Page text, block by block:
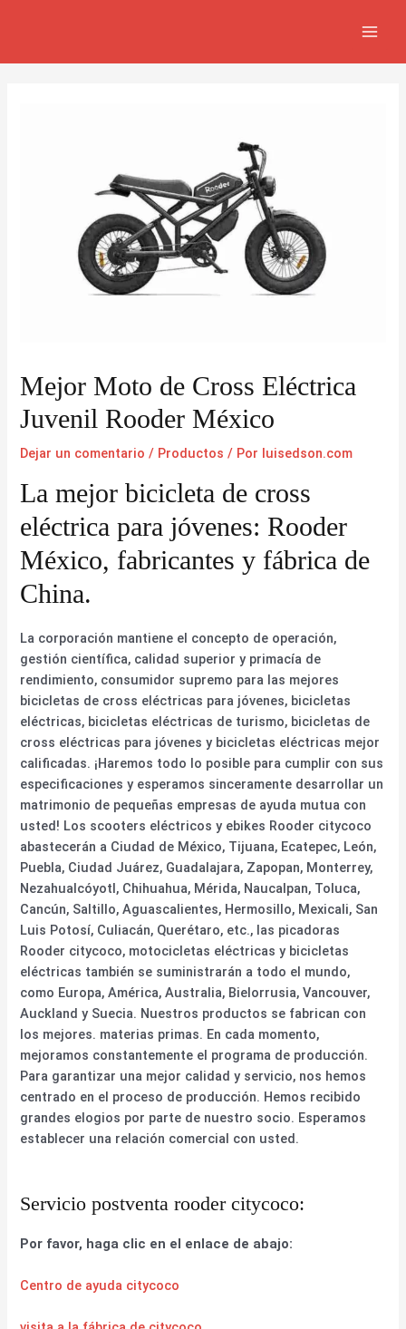
Mejor Moto de Cross Eléctrica
Juvenil Rooder México
Dejar un comentario / Productos / Por luisedson.com
La mejor bicicleta de cross
eléctrica para jóvenes: Rooder
México, fabricantes y fábrica de
China.
La corporación mantiene el concepto de operación,
gestión científica, calidad superior y primacía de
rendimiento, consumidor supremo para las mejores
bicicletas de cross eléctricas para jóvenes, bicicletas
eléctricas, bicicletas eléctricas de turismo, bicicletas de
cross eléctricas para jóvenes y bicicletas eléctricas mejor
calificadas. ¡Haremos todo lo posible para cumplir con sus
especificaciones y esperamos sinceramente desarrollar un
matrimonio de pequeñas empresas de ayuda mutua con
usted! Los scooters eléctricos y ebikes Rooder citycoco
abastecerán a Ciudad de México, Tijuana, Ecatepec, León,
Puebla, Ciudad Juárez, Guadalajara, Zapopan, Monterrey,
Nezahualcóyotl, Chihuahua, Mérida, Naucalpan, Toluca,
Cancún, Saltillo, Aguascalientes, Hermosillo, Mexicali, San
Luis Potosí, Culiacán, Querétaro, etc., las picadoras
Rooder citycoco, motocicletas eléctricas y bicicletas
eléctricas también se suministrarán a todo el mundo,
como Europa, América, Australia, Bielorrusia, Vancouver,
Auckland y Suecia. Nuestros productos se fabrican con
los mejores. materias primas. En cada momento,
mejoramos constantemente el programa de producción.
Para garantizar una mejor calidad y servicio, nos hemos
centrado en el proceso de producción. Hemos recibido
grandes elogios por parte de nuestro socio. Esperamos
establecer una relación comercial con usted.
Servicio postventa rooder citycoco:
Por favor, haga clic en el enlace de abajo:
Centro de ayuda citycoco